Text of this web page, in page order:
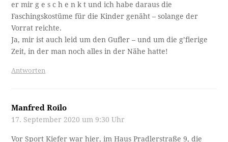
er mir g e s c h e n k t und ich habe daraus die
Faschingskostüme für die Kinder genäht – solange der
Vorrat reichte.
Ja, mir ist auch leid um den Gufler – und um die g’fierige
Zeit, in der man noch alles in der Nähe hatte!
Antworten
Manfred Roilo
17. September 2020 um 9:30 Uhr
Vor Sport Kiefer war hier, im Haus Pradlerstraße 9, die